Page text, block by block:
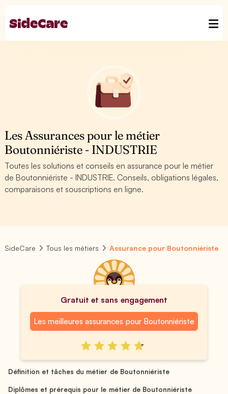
Les Assurances pour le métier
Boutonniériste - INDUSTRIE
Toutes les solutions et conseils en assurance pour le métier
de Boutonniériste - INDUSTRIE. Conseils, obligations légales,
comparaisons et souscriptions en ligne.
SideCare Tous les métiers Assurance pour Boutonniériste
Gratuit et sans engagement
Les meilleures assurances pour Boutonniériste
Définition et tâches du métier de Boutonniériste
Diplômes et prérequis pour le métier de Boutonniériste